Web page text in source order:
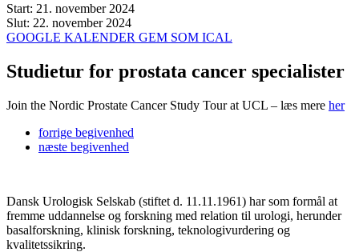
Start: 21. november 2024
Slut: 22. november 2024
GOOGLE KALENDER GEM SOM ICAL
Studietur for prostata cancer specialister
Join the Nordic Prostate Cancer Study Tour at UCL – læs mere her
forrige begivenhed
næste begivenhed
Dansk Urologisk Selskab (stiftet d. 11.11.1961) har som formål at
fremme uddannelse og forskning med relation til urologi, herunder
basalforskning, klinisk forskning, teknologivurdering og
kvalitetssikring.